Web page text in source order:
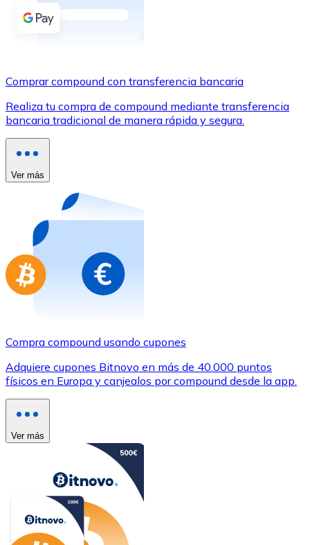
Transferencia SEPA
Utiliza tarjetas Visa y Mastercard para comprar
Comprar con tarjeta
Compra tarjetas regalo de tus marcas favoritas con
Ir a la tienda de tarjetas regalo
Comprar compound con transferencia bancaria
Realiza tu compra de compound mediante transferencia
bancaria tradicional de manera rápida y segura.
Ver más
Compra compound usando cupones
Adquiere cupones Bitnovo en más de 40.000 puntos
físicos en Europa y canjealos por compound desde la app.
Ver más